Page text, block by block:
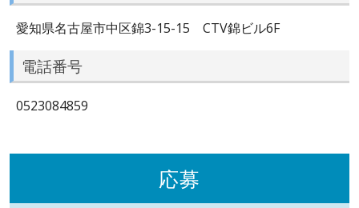
愛知県名古屋市中区錦3-15-15 CTV錦ビル6F
電話番号
0523084859
応募